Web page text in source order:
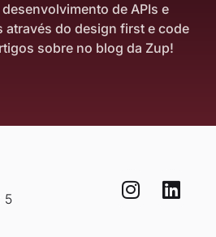
de APIs e
através do design first e code
sobre no blog da Zup!
5